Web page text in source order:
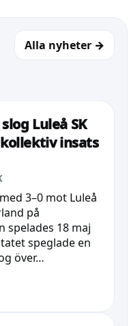
Alla nyheter →
Luleå SK
insats
3–0 mot Luleå
på
spelades 18 maj
speglade en
över…